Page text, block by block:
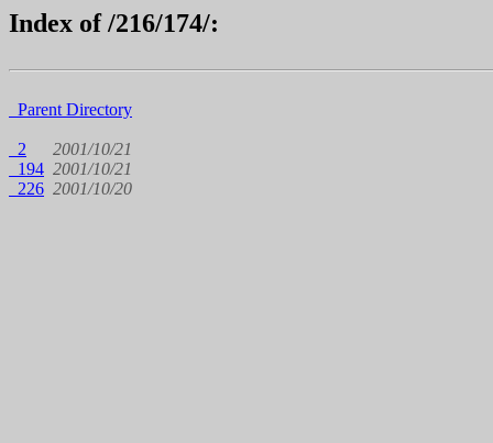
Index of /216/174/:
Parent Directory
2
2001/10/21
194 2001/10/21
226 2001/10/20